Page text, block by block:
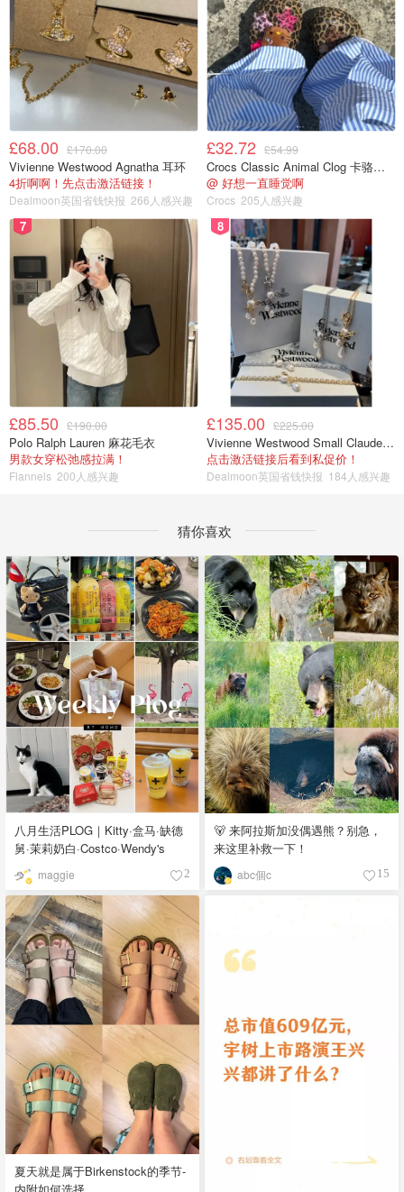
£68.00 £170.00
Vivienne Westwood Agnatha 耳环
4折啊啊！先点击激活链接！
Dealmoon英国省钱快报 266人感兴趣
£32.72 £54.99
Crocs Classic Animal Clog 卡骆驰动物印花洞洞鞋
@ 好想一直睡觉啊
Crocs 205人感兴趣
7
£85.50 £190.00
Polo Ralph Lauren 麻花毛衣
男款女穿松弛感拉满！
Flannels 200人感兴趣
8
£135.00 £225.00
Vivienne Westwood Small Claude 珍珠项链
点击激活链接后看到私促价！
Dealmoon英国省钱快报 184人感兴趣
猜你喜欢
八月生活PLOG｜Kitty·盒马·缺德
舅·茉莉奶白·Costco·Wendy's
maggie 2
🐻 来阿拉斯加没偶遇熊？别急，
来这里补救一下！
abc個c 15
夏天就是属于Birkenstock的季节-